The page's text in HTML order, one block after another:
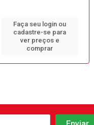
Faça seu login ou
cadastre-se para
ver preços e
comprar